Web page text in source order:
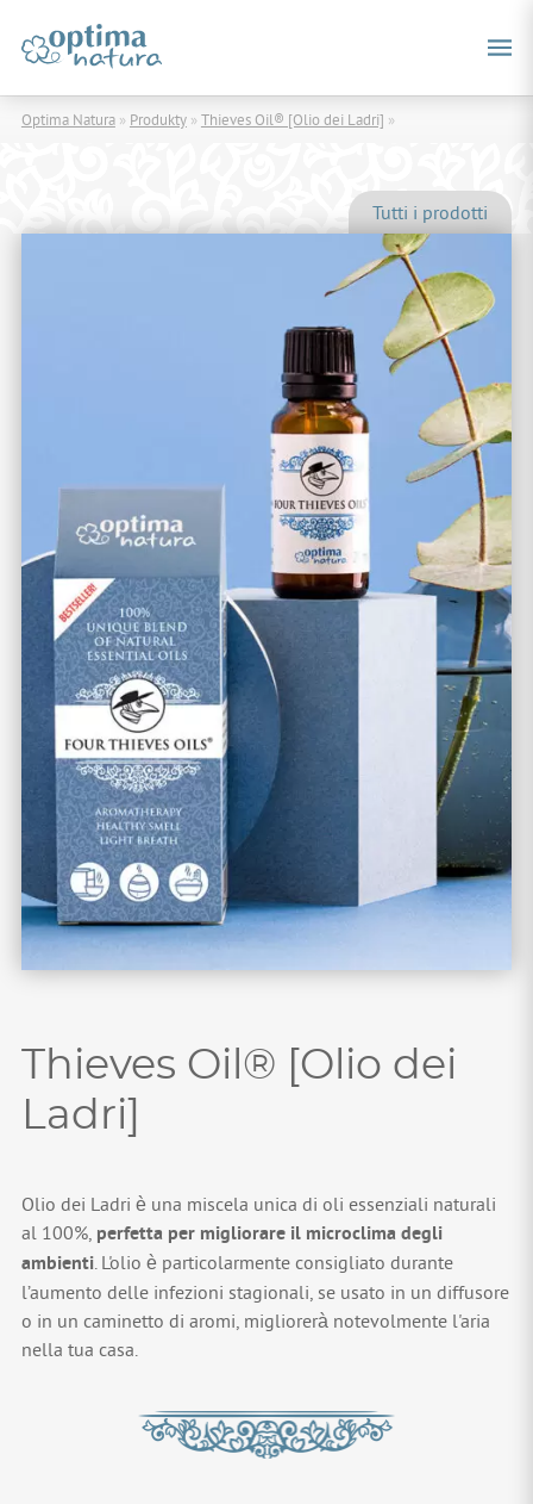
Optima Natura» Produkty»Thieves Oil® [Olio dei Ladri] »
Tutti i prodotti
Thieves Oil® [Olio dei
Ladri]
Olio dei Ladri è una miscela unica di oli essenziali naturali
al 100%, perfetta per migliorare il microclima degli
ambienti. L'olio è particolarmente consigliato durante
l’aumento delle infezioni stagionali, se usato in un diffusore
o in un caminetto di aromi, migliorerà notevolmente l'aria
nella tua casa.